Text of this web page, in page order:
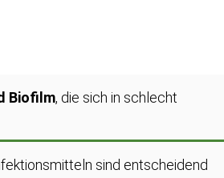
Biofilm, die sich in schlecht
sind entscheidend